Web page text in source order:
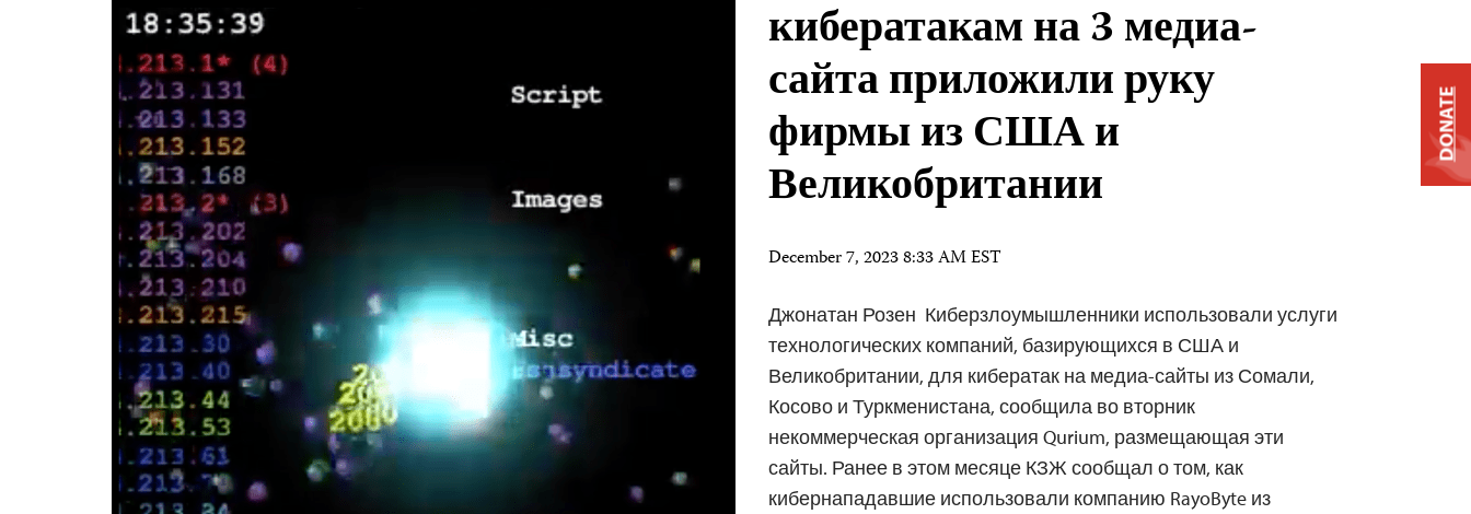
кибератакам на 3 медиа-
сайта приложили руку
фирмы из США и
Великобритании
December 7, 2023 8:33 AM EST
Джонатан Розен Киберзлоумышленники использовали услуги
технологических компаний, базирующихся в США и
Великобритании, для кибератак на медиа-сайты из Сомали,
Косово и Туркменистана, сообщила во вторник
некоммерческая организация Qurium, размещающая эти
сайты. Ранее в этом месяце КЗЖ сообщал о том, как
кибернападавшие использовали компанию RayoByte из
DONATE